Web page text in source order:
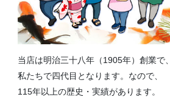
当店は明治三十八年（1905年）創業で、
私たちで四代目となります。なので、
115年以上の歴史・実績があります。